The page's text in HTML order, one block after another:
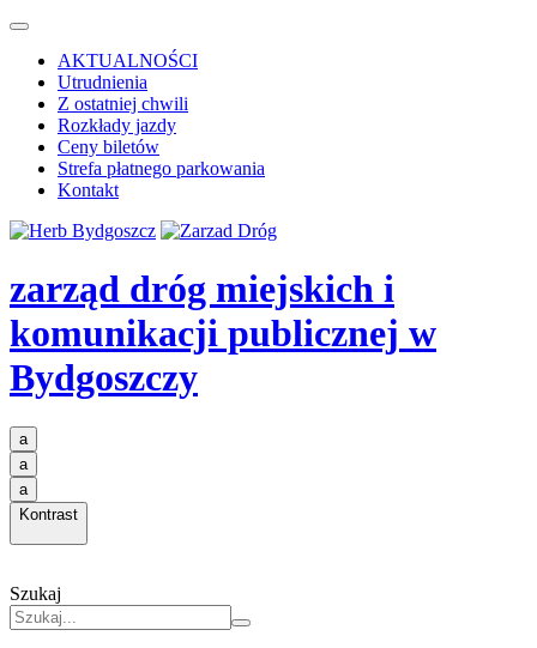
AKTUALNOŚCI
Utrudnienia
Z ostatniej chwili
Rozkłady jazdy
Ceny biletów
Strefa płatnego parkowania
Kontakt
zarząd dróg miejskich i
komunikacji publicznej w
Bydgoszczy
a
a
a
Kontrast
Szukaj